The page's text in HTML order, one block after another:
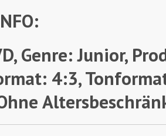
Genre: Junior,
4:3,